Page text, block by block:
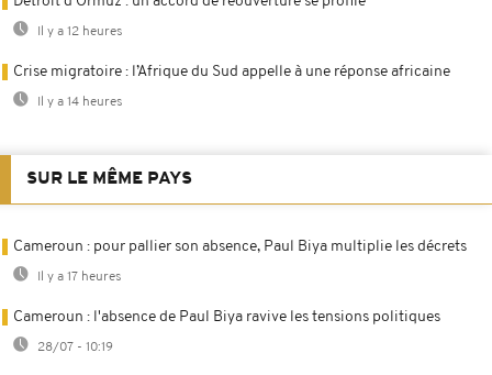
Il y a 12 heures
Crise migratoire : l’Afrique du Sud appelle à une réponse africaine
Il y a 14 heures
SUR LE MÊME PAYS
Cameroun : pour pallier son absence, Paul Biya multiplie les décrets
Il y a 17 heures
Cameroun : l'absence de Paul Biya ravive les tensions politiques
28/07 - 10:19